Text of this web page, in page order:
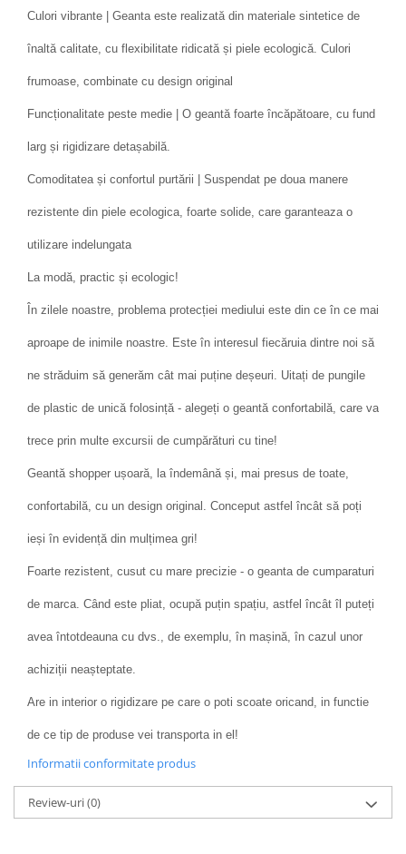
Culori vibrante | Geanta este realizată din materiale sintetice de
înaltă calitate, cu flexibilitate ridicată și piele ecologică. Culori
frumoase, combinate cu design original
Funcționalitate peste medie | O geantă foarte încăpătoare, cu fund
larg și rigidizare detașabilă.
Comoditatea și confortul purtării | Suspendat pe doua manere
rezistente din piele ecologica, foarte solide, care garanteaza o
utilizare indelungata
La modă, practic și ecologic!
În zilele noastre, problema protecției mediului este din ce în ce mai
aproape de inimile noastre. Este în interesul fiecăruia dintre noi să
ne străduim să generăm cât mai puține deșeuri. Uitați de pungile
de plastic de unică folosință - alegeți o geantă confortabilă, care va
trece prin multe excursii de cumpărături cu tine!
Geantă shopper ușoară, la îndemână și, mai presus de toate,
confortabilă, cu un design original. Conceput astfel încât să poți
ieși în evidență din mulțimea gri!
Foarte rezistent, cusut cu mare precizie - o geanta de cumparaturi
de marca. Când este pliat, ocupă puțin spațiu, astfel încât îl puteți
avea întotdeauna cu dvs., de exemplu, în mașină, în cazul unor
achiziții neașteptate.
Are in interior o rigidizare pe care o poti scoate oricand, in functie
de ce tip de produse vei transporta in el!
Informatii conformitate produs
Review-uri(0)